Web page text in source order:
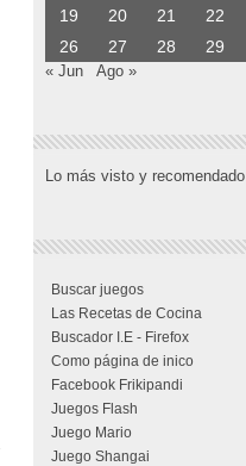
19
20 21 22
26
27 28 29
« Jun Ago »
Lo más visto y recomendado
Buscar juegos
Las Recetas de Cocina
Buscador I.E - Firefox
Como página de inico
Facebook Frikipandi
Juegos Flash
Juego Mario
Juego Shangai